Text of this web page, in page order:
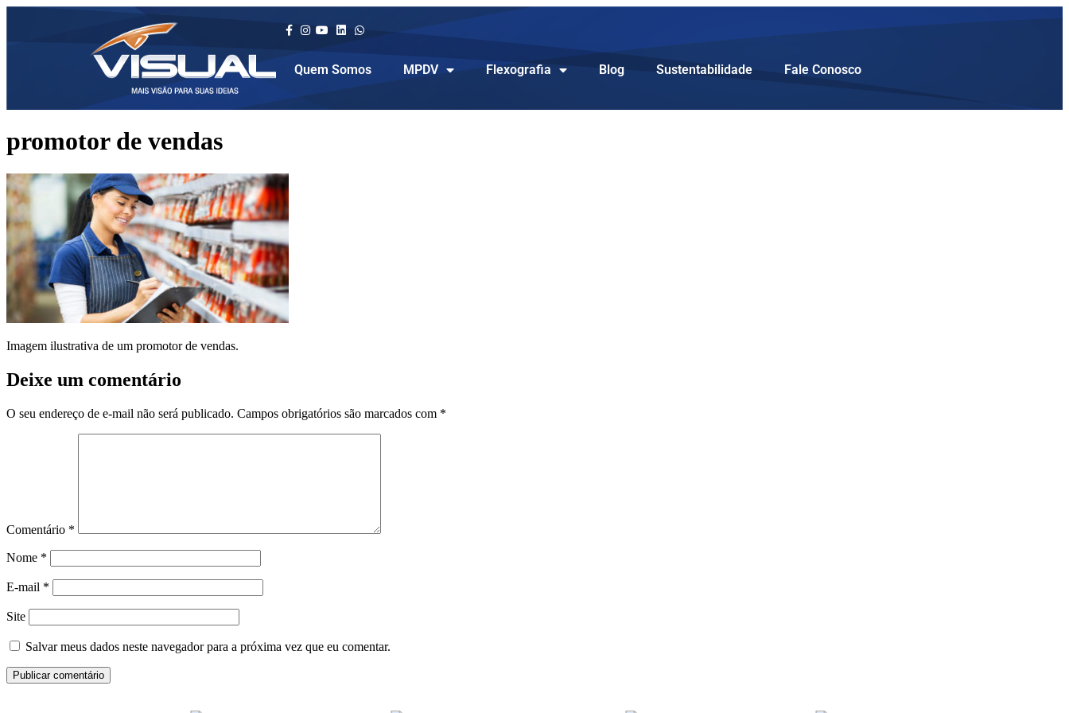
Quem Somos MPDV Flexografia Blog Sustentabilidade Fale Conosco
promotor de vendas
Imagem ilustrativa de um promotor de vendas.
Deixe um comentário
O seu endereço de e-mail não será publicado. Campos obrigatórios são marcados com *
Comentário *
Nome *
E-mail *
Site
Salvar meus dados neste navegador para a próxima vez que eu comentar.